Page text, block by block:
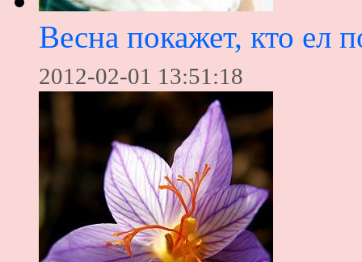
Весна покажет, кто ел
2012-02-01 13:51:18